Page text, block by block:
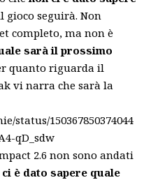
gioco seguirà. Non
completo, ma non è
sarà il prossimo
quanto riguarda il
vi narra che sarà la
status/150367850374044
qD_sdw
2.6 non sono andati
ci è dato sapere quale